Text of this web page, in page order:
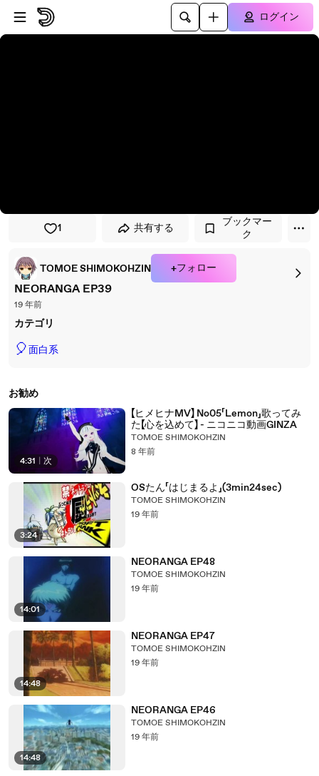
プレイヤーにスキップ
メインコンテンツにスキップ
ログイン
1 共有する
ブックマー
ク
TOMOE SHIMOKOHZIN +フォロー
NEORANGA EP39
19 年前
カテゴリ
🎈面白系
お勧め
4:31 次
【ヒメヒナMV】 No05「Lemon」歌ってみ
た【心を込めて】 - ニコニコ動画GINZA
TOMOE SHIMOKOHZIN
8 年前
3:24
OSたん「はじまるよ」(3min24sec)
TOMOE SHIMOKOHZIN
19 年前
14:01
NEORANGA EP48
TOMOE SHIMOKOHZIN
19 年前
14:48
NEORANGA EP47
TOMOE SHIMOKOHZIN
19 年前
14:48
NEORANGA EP46
TOMOE SHIMOKOHZIN
19 年前